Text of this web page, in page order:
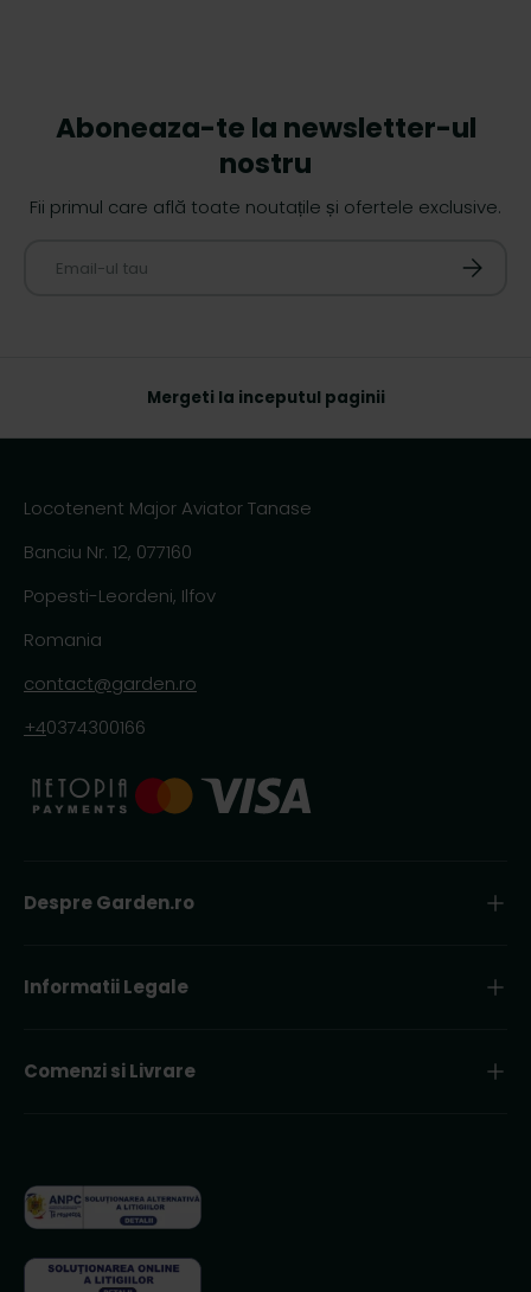
Aboneaza-te la newsletter-ul
nostru
Fii primul care află toate noutațile și ofertele exclusive.
Mergeti la inceputul paginii
Locotenent Major Aviator Tanase
Banciu Nr. 12, 077160
Popesti-Leordeni, Ilfov
Romania
contact@garden.ro
+40374300166
Despre Garden.ro
Informatii Legale
Comenzi si Livrare